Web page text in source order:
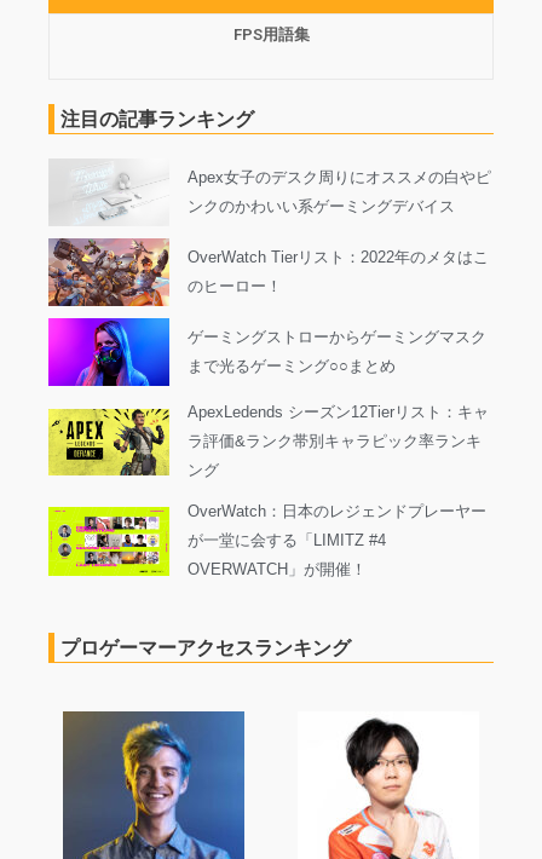
FPS用語集
注目の記事ランキング
Apex女子のデスク周りにオススメの白やピ
ンクのかわいい系ゲーミングデバイス
OverWatch Tierリスト：2022年のメタはこ
のヒーロー！
ゲーミングストローからゲーミングマスク
まで光るゲーミング○○まとめ
ApexLedends シーズン12Tierリスト：キャ
ラ評価&ランク帯別キャラピック率ランキ
ング
OverWatch：日本のレジェンドプレーヤー
が一堂に会する「LIMITZ #4
OVERWATCH」が開催！
プロゲーマーアクセスランキング